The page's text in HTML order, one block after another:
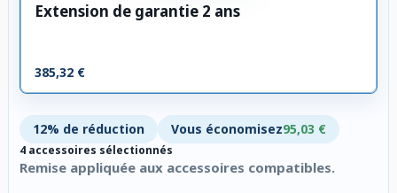
Extension de garantie 2 ans
385,32 €
12% de réduction Vous économisez95,03 €
4 accessoires sélectionnés
Remise appliquée aux accessoires compatibles.